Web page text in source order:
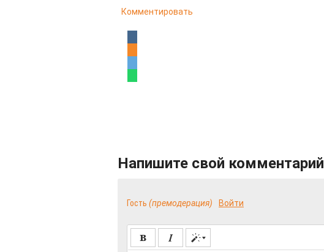
Комментировать
Напишите свой комментарий
Гость (премодерация) Войти